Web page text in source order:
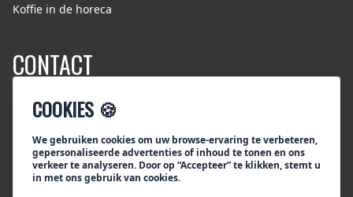
COOKIES 🍪
We gebruiken cookies om uw browse-ervaring te verbeteren,
gepersonaliseerde advertenties of inhoud te tonen en ons
verkeer te analyseren. Door op “Accepteer” te klikken, stemt u
in met ons gebruik van cookies.
Koffie in de horeca
CONTACT
Tiktak/Segafredo Zanetti Nederland
Rouaanstraat 10
9723 CD Groningen
Postadres: